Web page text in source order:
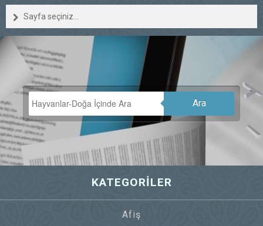
Sayfa seçiniz...
Ara
KATEGORİLER
Afiş